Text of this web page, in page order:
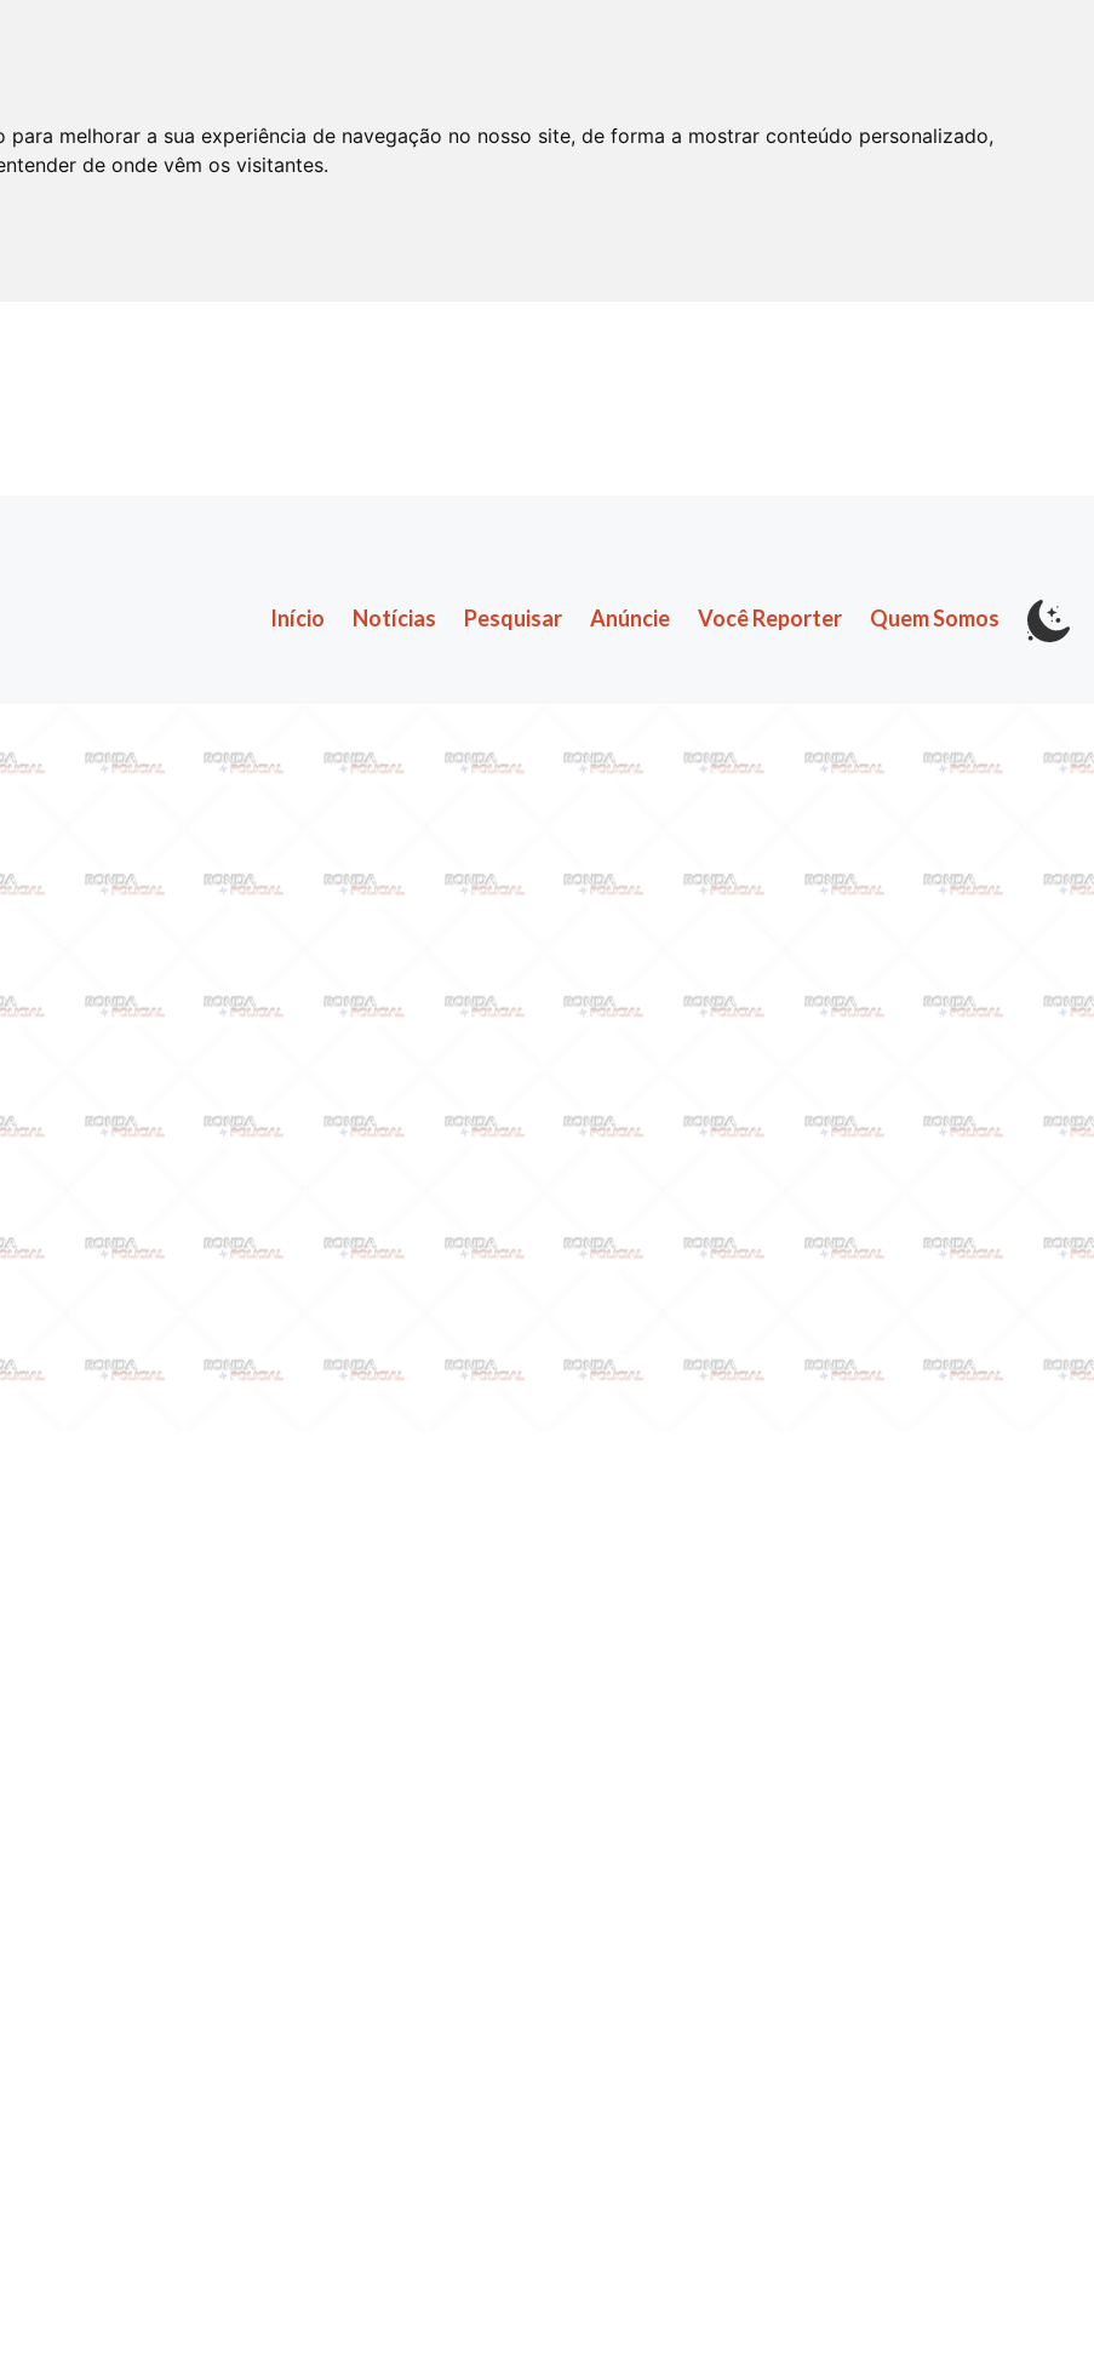
melhorar a sua experiência de navegação no nosso site, de forma a mostrar conteúdo personalizado,
de onde vêm os visitantes.
Início Notícias Pesquisar Anúncie Você Reporter Quem Somos